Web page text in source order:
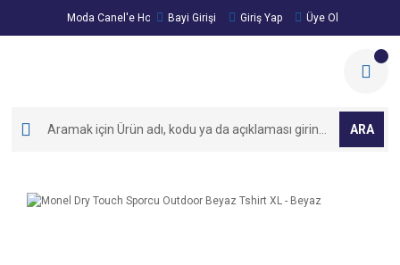
Moda Canel'e Hoşgeldiniz!
Bayi Girişi Giriş Yap Üye Ol
ARA